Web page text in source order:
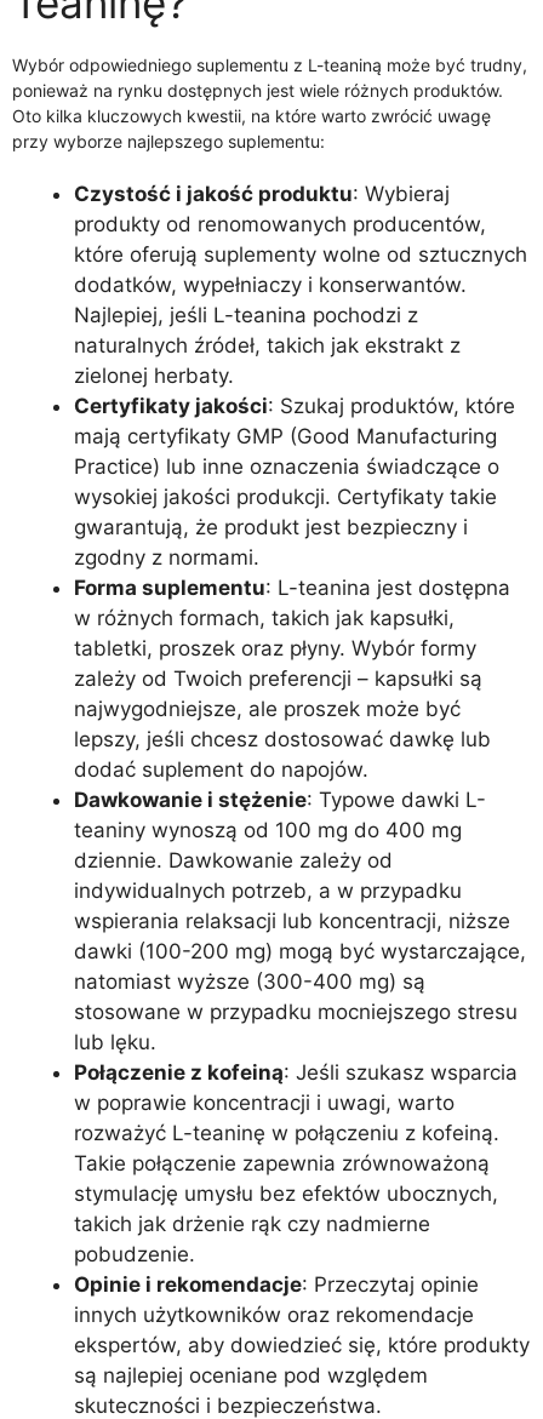
Wybór odpowiedniego suplementu z L-teaniną może być trudny,
ponieważ na rynku dostępnych jest wiele różnych produktów.
Oto kilka kluczowych kwestii, na które warto zwrócić uwagę
przy wyborze najlepszego suplementu:
Czystość i jakość produktu: Wybieraj
produkty od renomowanych producentów,
które oferują suplementy wolne od sztucznych
dodatków, wypełniaczy i konserwantów.
Najlepiej, jeśli L-teanina pochodzi z
naturalnych źródeł, takich jak ekstrakt z
zielonej herbaty.
Certyfikaty jakości: Szukaj produktów, które
mają certyfikaty GMP (Good Manufacturing
Practice) lub inne oznaczenia świadczące o
wysokiej jakości produkcji. Certyfikaty takie
gwarantują, że produkt jest bezpieczny i
zgodny z normami.
Forma suplementu: L-teanina jest dostępna
w różnych formach, takich jak kapsułki,
tabletki, proszek oraz płyny. Wybór formy
zależy od Twoich preferencji – kapsułki są
najwygodniejsze, ale proszek może być
lepszy, jeśli chcesz dostosować dawkę lub
dodać suplement do napojów.
Dawkowanie i stężenie: Typowe dawki L-
teaniny wynoszą od 100 mg do 400 mg
dziennie. Dawkowanie zależy od
indywidualnych potrzeb, a w przypadku
wspierania relaksacji lub koncentracji, niższe
dawki (100-200 mg) mogą być wystarczające,
natomiast wyższe (300-400 mg) są
stosowane w przypadku mocniejszego stresu
lub lęku.
Połączenie z kofeiną: Jeśli szukasz wsparcia
w poprawie koncentracji i uwagi, warto
rozważyć L-teaninę w połączeniu z kofeiną.
Takie połączenie zapewnia zrównoważoną
stymulację umysłu bez efektów ubocznych,
takich jak drżenie rąk czy nadmierne
pobudzenie.
Opinie i rekomendacje: Przeczytaj opinie
innych użytkowników oraz rekomendacje
ekspertów, aby dowiedzieć się, które produkty
są najlepiej oceniane pod względem
skuteczności i bezpieczeństwa.